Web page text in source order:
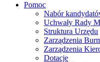
Pomoc
Nabór
Uchwały Rady
Struktura Urzędu
Zarządzenia
Zarządzenia
Dotacje